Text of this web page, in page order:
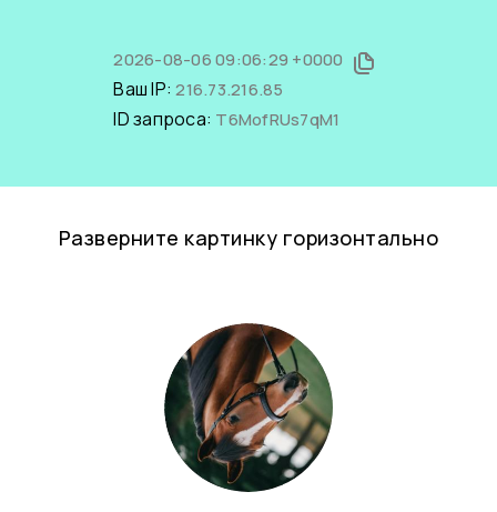
2026-08-06 09:06:29 +0000
Ваш IP:216.73.216.85
ID запроса: T6MofRUs7qM1
Разверните картинку горизонтально